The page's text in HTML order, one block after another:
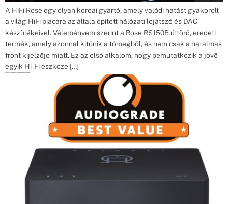
A HiFi Rose egy olyan koreai gyártó, amely valódi hatást gyakorolt
a világ HiFi piacára az általa épített hálózati lejátszó és DAC
készülékeivel. Véleményem szerint a Rose RS150B úttörő, eredeti
termék, amely azonnal kitűnik a tömegből, és nem csak a hatalmas
front kijelzője miatt. Ez az első alkalom, hogy bemutatkozik a jövő
egyik Hi-Fi eszköze […]
Primare NP5 MK2 Prisma bemutató Audiograde